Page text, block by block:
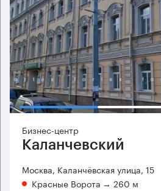
Бизнес-центр
Каланчевский
Москва, Каланчёвская улица, 15
Красные Ворота → 260 м